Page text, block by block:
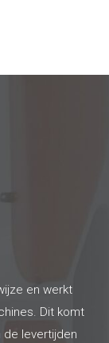
en werkt
Dit komt
levertijden